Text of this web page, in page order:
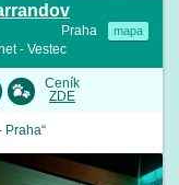
Praha mapa
- Vestec
Ceník
ZDE
Praha“